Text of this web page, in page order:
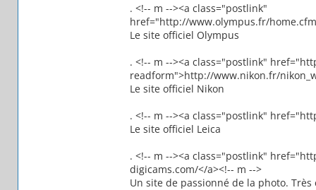
. <!-- m --><a class="postlink"
href="http://www.olympus.fr/
Le site officiel Olympus
. <!-- m --><a class="postlink"
readform">http://www.nikon.fr/
Le site officiel Nikon
. <!-- m --><a class="postlink"
Le site officiel Leica
. <!-- m --><a class="postlink"
digicams.com/</a><!-- m -->
Un site de passionné de la photo. Très